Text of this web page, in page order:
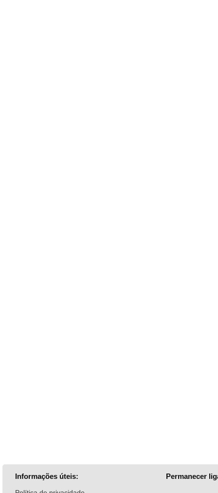
Informações úteis: Permanecer